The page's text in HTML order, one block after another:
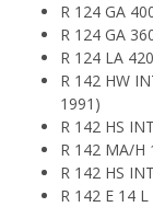
R 124 GA
R 124 GA
R 124 LA
R 142 HW
1991)
R 142 HS
R 142 MA/H
R 142 HS
R 142 E 14